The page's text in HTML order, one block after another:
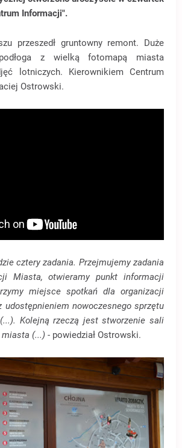
Informacji".
przeszedł gruntowny remont. Duże
z wielką fotomapą miasta
lotniczych. Kierownikiem Centrum
Ostrowski.
cztery zadania. Przejmujemy zadania
Miasta, otwieramy punkt informacji
miejsce spotkań dla organizacji
udostępnieniem nowoczesnego sprzętu
Kolejną rzeczą jest stworzenie sali
(...) - powiedział Ostrowski.